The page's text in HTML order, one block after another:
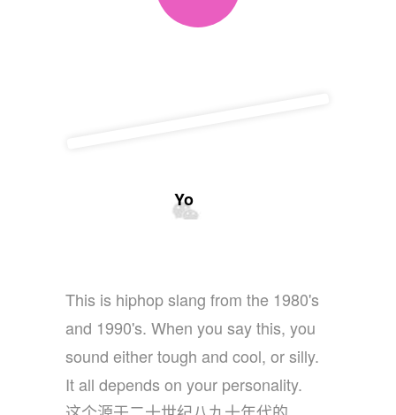
Yo
This is hiphop slang from the 1980's
and 1990's. When you say this, you
sound either tough and cool, or silly.
It all depends on your personality.